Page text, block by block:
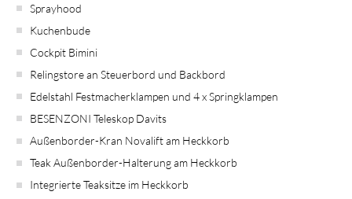
Sprayhood
Kuchenbude
Cockpit Bimini
Relingstore an Steuerbord und Backbord
Edelstahl Festmacherklampen und 4 x Springklampen
BESENZONI Teleskop Davits
Außenborder-Kran Novalift am Heckkorb
Teak Außenborder-Halterung am Heckkorb
Integrierte Teaksitze im Heckkorb